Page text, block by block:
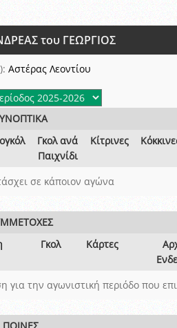
του ΓΕΩΡΓΙΟΣ
Αστέρας Λεοντίου
Γκολ ανά
Παιχνίδι
Κίτρινες
σε κάποιον αγώνα
Γκολ Κάρτες
για την αγωνιστική περιόδο που